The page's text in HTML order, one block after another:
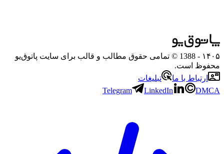
۱۴۰۵
- 1388 © تمامی حقوق مطالب و قالب برای سایت پاتوق‌یو
محفوظ است.
ارتباط با ما
تبلیغات
Telegram
LinkedIn DMCA